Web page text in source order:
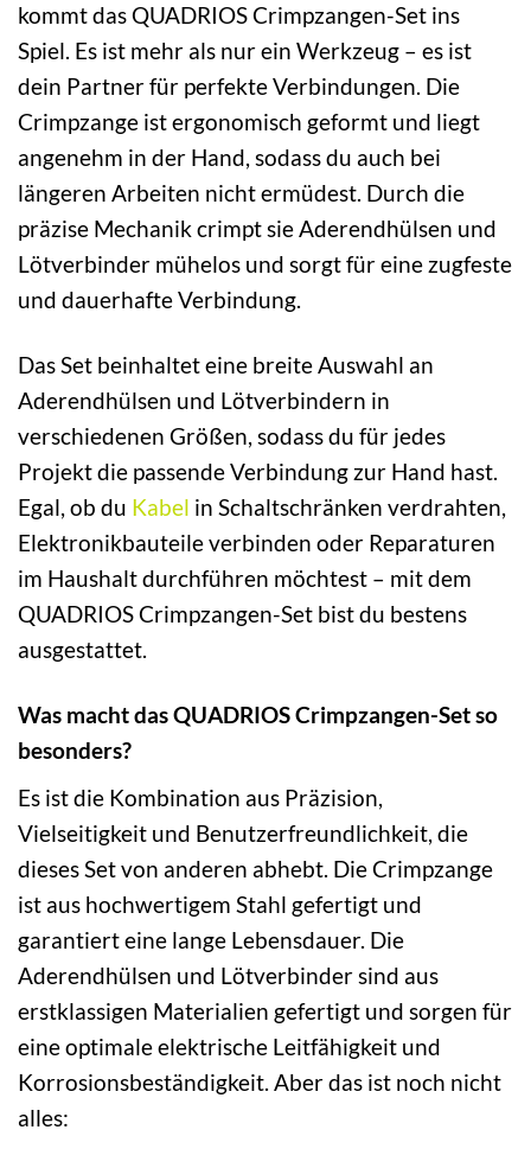
kommt das QUADRIOS Crimpzangen-Set ins
Spiel. Es ist mehr als nur ein Werkzeug – es ist
dein Partner für perfekte Verbindungen. Die
Crimpzange ist ergonomisch geformt und liegt
angenehm in der Hand, sodass du auch bei
längeren Arbeiten nicht ermüdest. Durch die
präzise Mechanik crimpt sie Aderendhülsen und
Lötverbinder mühelos und sorgt für eine zugfeste
und dauerhafte Verbindung.
Das Set beinhaltet eine breite Auswahl an
Aderendhülsen und Lötverbindern in
verschiedenen Größen, sodass du für jedes
Projekt die passende Verbindung zur Hand hast.
Egal, ob du Kabel in Schaltschränken verdrahten,
Elektronikbauteile verbinden oder Reparaturen
im Haushalt durchführen möchtest – mit dem
QUADRIOS Crimpzangen-Set bist du bestens
ausgestattet.
Was macht das QUADRIOS Crimpzangen-Set so
besonders?
Es ist die Kombination aus Präzision,
Vielseitigkeit und Benutzerfreundlichkeit, die
dieses Set von anderen abhebt. Die Crimpzange
ist aus hochwertigem Stahl gefertigt und
garantiert eine lange Lebensdauer. Die
Aderendhülsen und Lötverbinder sind aus
erstklassigen Materialien gefertigt und sorgen für
eine optimale elektrische Leitfähigkeit und
Korrosionsbeständigkeit. Aber das ist noch nicht
alles: